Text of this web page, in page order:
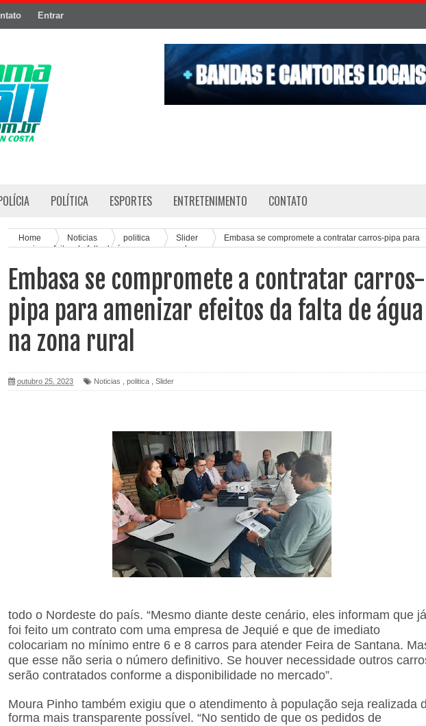
Entrar
POLÍTICA ESPORTES ENTRETENIMENTO CONTATO
Home Noticias politica Slider
Embasa se compromete a contratar carros-pipa para
amenizar efeitos da falta de água na zona rural
Embasa se compromete a contratar carros-
pipa para amenizar efeitos da falta de água
na zona rural
outubro 25, 2023 Noticias politica Slider
todo o Nordeste do país. “Mesmo diante deste cenário, eles informam que já
foi feito um contrato com uma empresa de Jequié e que de imediato
colocariam no mínimo entre 6 e 8 carros para atender Feira de Santana.
que esse não seria o número definitivo. Se houver necessidade outros
serão contratados conforme a disponibilidade no mercado”.
Moura Pinho também exigiu que o atendimento à população seja realizada
forma mais transparente possível. “No sentido de que os pedidos de